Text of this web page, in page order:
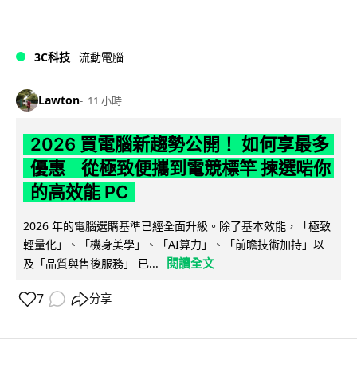
3C科技 流動電腦
Lawton 11 小時
2026 買電腦新趨勢公開！ 如何享最多
優惠 從極致便攜到電競標竿 揀選啱你
的高效能 PC
2026 年的電腦選購基準已經全面升級。除了基本效能，「極致
輕量化」、「機身美學」、「AI算力」、「前瞻技術加持」以
及「品質與售後服務」 已...
閱讀全文
7 分享